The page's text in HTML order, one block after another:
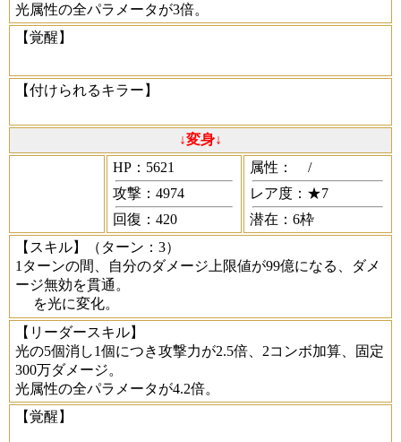
光属性の全パラメータが3倍。
【覚醒】
【付けられるキラー】
↓変身↓
HP：5621
攻撃：4974
回復：420
属性：
/
レア度：★7
潜在：6枠
【スキル】
（ターン：3）
1ターンの間、自分のダメージ上限値が99億になる、ダメ
ージ無効を貫通。
を光に変化。
【リーダースキル】
光の5個消し1個につき攻撃力が2.5倍、2コンボ加算、固定
300万ダメージ。
光属性の全パラメータが4.2倍。
【覚醒】